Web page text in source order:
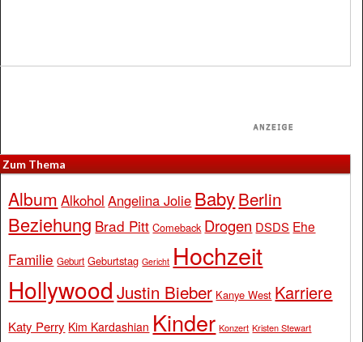
Zum Thema
Album Alkohol Angelina Jolie BabyBerlin
Beziehung Brad Pitt Comeback Drogen DSDS Ehe
Familie Geburt Geburtstag Gericht Hochzeit
Hollywood Justin Bieber Kanye West Karriere
Katy Perry Kim Kardashian Kinder Konzert Kristen Stewart